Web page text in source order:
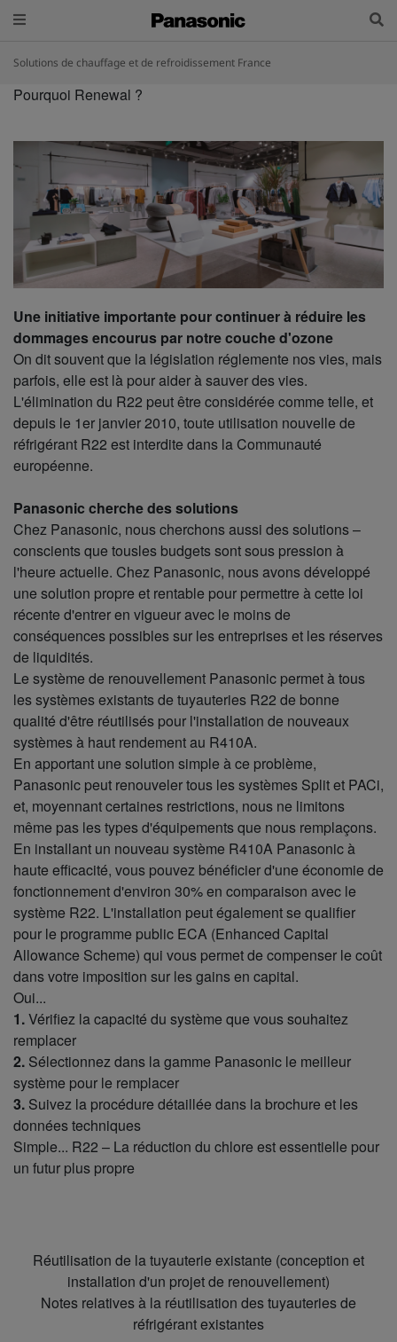
Solutions de chauffage et de refroidissement France
Pourquoi Renewal ?
Une initiative importante pour continuer à réduire les
dommages encourus par notre couche d'ozone
On dit souvent que la législation réglemente nos vies, mais
parfois, elle est là pour aider à sauver des vies.
L'élimination du R22 peut être considérée comme telle, et
depuis le 1er janvier 2010, toute utilisation nouvelle de
réfrigérant R22 est interdite dans la Communauté
européenne.
Panasonic cherche des solutions
Chez Panasonic, nous cherchons aussi des solutions –
conscients que tousles budgets sont sous pression à
l'heure actuelle. Chez Panasonic, nous avons développé
une solution propre et rentable pour permettre à cette loi
récente d'entrer en vigueur avec le moins de
conséquences possibles sur les entreprises et les réserves
de liquidités.
Le système de renouvellement Panasonic permet à tous
les systèmes existants de tuyauteries R22 de bonne
qualité d'être réutilisés pour l'installation de nouveaux
systèmes à haut rendement au R410A.
En apportant une solution simple à ce problème,
Panasonic peut renouveler tous les systèmes Split et PACi,
et, moyennant certaines restrictions, nous ne limitons
même pas les types d'équipements que nous remplaçons.
En installant un nouveau système R410A Panasonic à
haute efficacité, vous pouvez bénéficier d'une économie de
fonctionnement d'environ 30% en comparaison avec le
système R22. L'installation peut également se qualifier
pour le programme public ECA (Enhanced Capital
Allowance Scheme) qui vous permet de compenser le coût
dans votre imposition sur les gains en capital.
Oui...
1.Vérifiez la capacité du système que vous souhaitez
remplacer
2. Sélectionnez dans la gamme Panasonic le meilleur
système pour le remplacer
3. Suivez la procédure détaillée dans la brochure et les
données techniques
Simple... R22 – La réduction du chlore est essentielle pour
un futur plus propre
Réutilisation de la tuyauterie existante (conception et
installation d'un projet de renouvellement)
Notes relatives à la réutilisation des tuyauteries de
réfrigérant existantes